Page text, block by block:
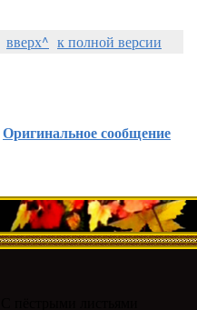
вверх^ к полной версии
Оригинальное сообщение